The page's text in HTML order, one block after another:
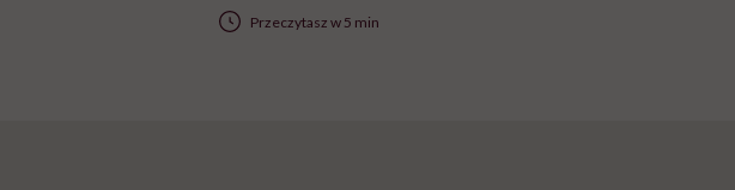
Przeczytasz w 5 min